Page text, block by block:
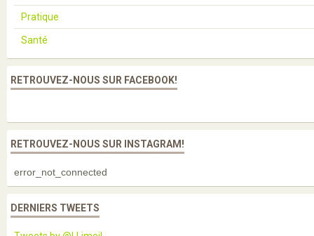
Pratique
Santé
RETROUVEZ-NOUS SUR FACEBOOK!
RETROUVEZ-NOUS SUR INSTAGRAM!
error_not_connected
DERNIERS TWEETS